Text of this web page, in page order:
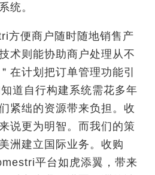
统。
方便商户随时随地销售产
术则能协助商户处理从不
在计划把订单管理功能引
道自行构建系统需花多年
紧绌的资源带来负担。收
说更为明智。而我们的策
洲建立国际业务。收购
平台如虎添翼，带来